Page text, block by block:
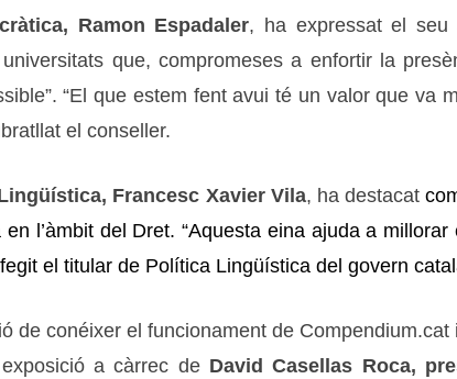
Ramon Espadaler, ha expressat el seu
que, compromeses a enfortir la
“El que estem fent avui té un valor que va
el conseller.
Francesc Xavier Vila, ha destacat
l’àmbit del Dret. “Aquesta eina ajuda a
el titular de Política Lingüística del govern
de conéixer el funcionament de
a càrrec de David Casellas Roca,